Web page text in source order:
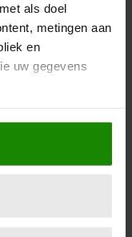
als doel
metingen aan
en
uw gegevens
locatie,
kan zijn